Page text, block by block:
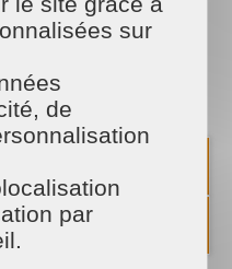
plus radieu.
une opération
de Vitré. Toujours
à ceux qui en
une solution
avons participé au
est simple, nos
font le tour des
les métiers et les
sur
de
par